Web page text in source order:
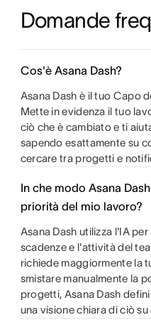
Domande
Cos'è Asana Dash?
Asana Dash è il tuo Capo
Mette in evidenza il tuo
ciò che è cambiato e ti
sapendo esattamente su
cercare tra progetti e
In che modo Asana
priorità del mio lavoro?
Asana Dash utilizza l'IA
scadenze e l'attività del
richiede maggiormente la
smistare manualmente la
progetti, Asana Dash
una visione chiara di ciò